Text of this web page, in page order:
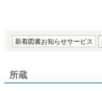
新着図書お知らせサービス
所蔵